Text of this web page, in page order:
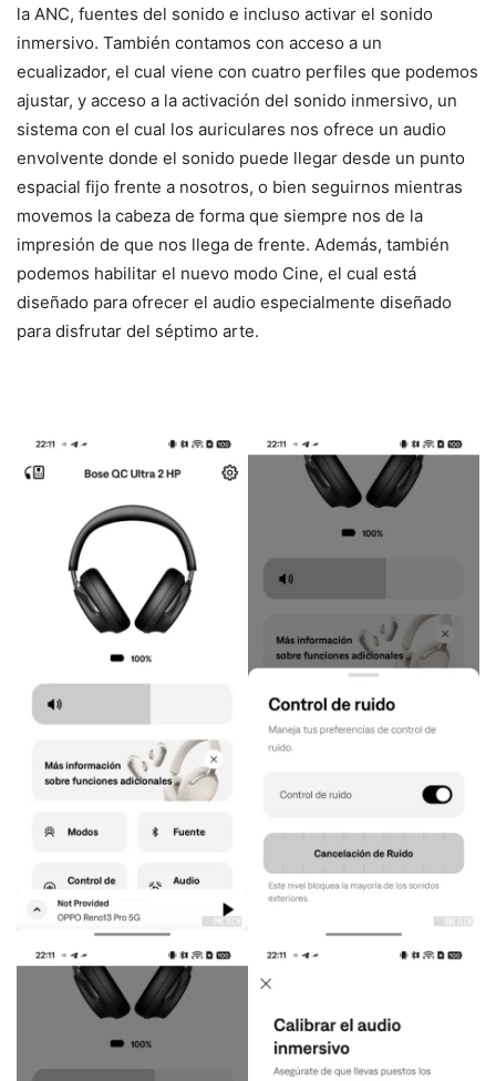
la ANC, fuentes del sonido e incluso activar el sonido
inmersivo. También contamos con acceso a un
ecualizador, el cual viene con cuatro perfiles que podemos
ajustar, y acceso a la activación del sonido inmersivo, un
sistema con el cual los auriculares nos ofrece un audio
envolvente donde el sonido puede llegar desde un punto
espacial fijo frente a nosotros, o bien seguirnos mientras
movemos la cabeza de forma que siempre nos de la
impresión de que nos llega de frente. Además, también
podemos habilitar el nuevo modo Cine, el cual está
diseñado para ofrecer el audio especialmente diseñado
para disfrutar del séptimo arte.